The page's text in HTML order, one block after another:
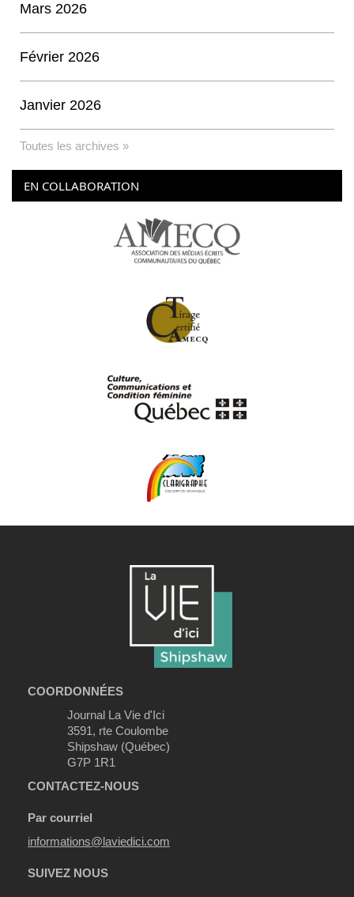
Mars 2026
Février 2026
Janvier 2026
Toutes les archives »
EN COLLABORATION
COORDONNÉES
Journal La Vie d'Ici
3591, rte Coulombe
Shipshaw (Québec)
G7P 1R1
CONTACTEZ-NOUS
Par courriel
informations@laviedici.com
SUIVEZ NOUS